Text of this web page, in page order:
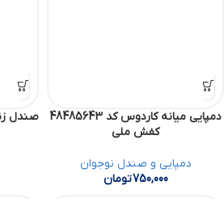
دمپایی میانه کاردوس کد 48485643
کفش ملی
دمپایی و صندل نوجوان
750,000تومان